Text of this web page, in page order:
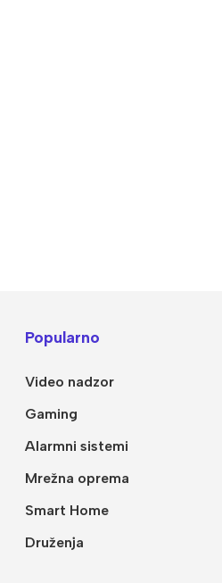
Popularno
Video nadzor
Gaming
Alarmni sistemi
Mrežna oprema
Smart Home
Druženja